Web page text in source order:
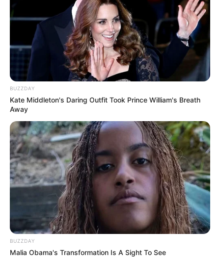
BUZZDAY
Kate Middleton's Daring Outfit Took Prince William's Breath
Away
BUZZDAY
Malia Obama's Transformation Is A Sight To See